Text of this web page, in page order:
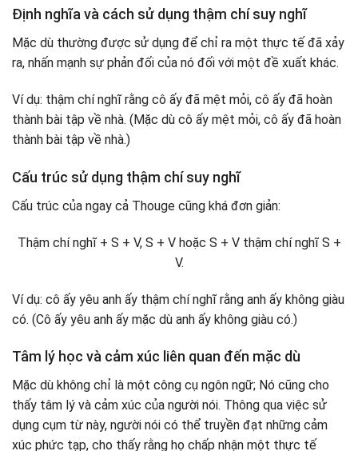
Định nghĩa và cách sử dụng thậm chí suy nghĩ
Mặc dù thường được sử dụng để chỉ ra một thực tế đã xảy
ra, nhấn mạnh sự phản đối của nó đối với một đề xuất khác.
Ví dụ: thậm chí nghĩ rằng cô ấy đã mệt mỏi, cô ấy đã hoàn
thành bài tập về nhà. (Mặc dù cô ấy mệt mỏi, cô ấy đã hoàn
thành bài tập về nhà.)
Cấu trúc sử dụng thậm chí suy nghĩ
Cấu trúc của ngay cả Thouge cũng khá đơn giản:
Thậm chí nghĩ + S + V, S + V hoặc S + V thậm chí nghĩ S +
V.
Ví dụ: cô ấy yêu anh ấy thậm chí nghĩ rằng anh ấy không giàu
có. (Cô ấy yêu anh ấy mặc dù anh ấy không giàu có.)
Tâm lý học và cảm xúc liên quan đến mặc dù
Mặc dù không chỉ là một công cụ ngôn ngữ; Nó cũng cho
thấy tâm lý và cảm xúc của người nói. Thông qua việc sử
dụng cụm từ này, người nói có thể truyền đạt những cảm
xúc phức tạp, cho thấy rằng họ chấp nhận một thực tế